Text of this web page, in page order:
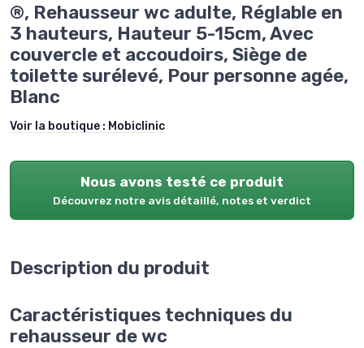
®, Rehausseur wc adulte, Réglable en
3 hauteurs, Hauteur 5-15cm, Avec
couvercle et accoudoirs, Siège de
toilette surélevé, Pour personne agée,
Blanc
Voir la boutique : Mobiclinic
Nous avons testé ce produit
Découvrez notre avis détaillé, notes et verdict
Description du produit
Caractéristiques techniques du
rehausseur de wc